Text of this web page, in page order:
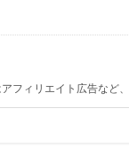
フィリエイト広告など